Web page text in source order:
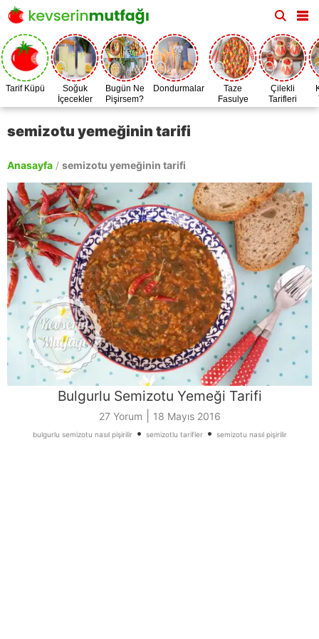
Tarif Küpü
Soğuk
İçecekler
Bugün Ne
Pişirsem?
Dondurmalar
Taze
Fasulye
Zamanı
Çilekli
Tarifleri
semizotu yemeğinin tarifi
Anasayfa / semizotu yemeğinin tarifi
Bulgurlu Semizotu Yemeği Tarifi
27 Yorum 18 Mayıs 2016
bulgurlu semizotu nasıl pişirilir• semizotlu tarifler• semizotu nasıl pişirilir